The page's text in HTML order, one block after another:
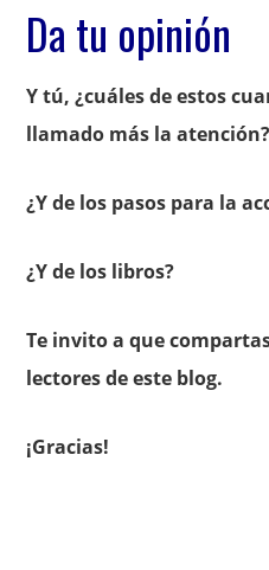
Da tu opinión
Y tú, ¿cuáles de estos
llamado más la atención?
¿Y de los pasos para la
¿Y de los libros?
Te invito a que
lectores de este blog.
¡Gracias!